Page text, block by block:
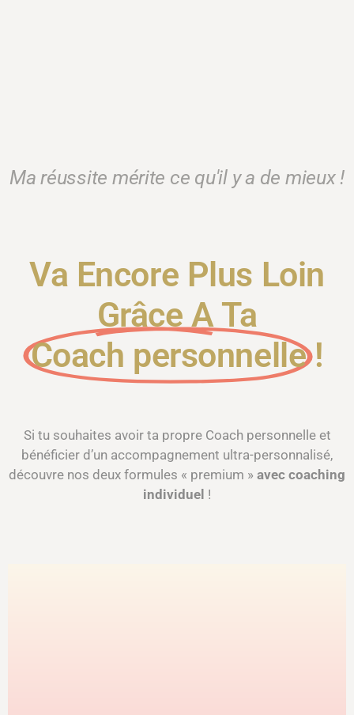
Ma réussite mérite ce qu'il y a de mieux !
Va Encore Plus Loin
Grâce A Ta
Coach personnelle !
Si tu souhaites avoir ta propre Coach personnelle et
bénéficier d’un accompagnement ultra-personnalisé,
découvre nos deux formules « premium » avec coaching
individuel !